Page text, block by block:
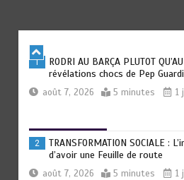
1
RODRI AU BARÇA PLUTOT
révélations chocs de Pep
août 7, 2026 5 minutes 1
2
TRANSFORMATION SOCIALE :
d’avoir une Feuille de route
août 7, 2026 5 minutes 1